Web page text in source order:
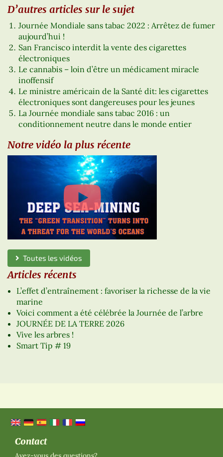
D’autres articles sur le sujet
Journée Mondiale sans tabac 2022 : Arrêtez de fumer
aujourd’hui !
San Francisco interdit la vente des cigarettes
électroniques
Le cannabis – loin d’être un médicament miracle
inoffensif
Le ministre américain de la Santé dit: les cigarettes
électroniques sont dangereuses pour les jeunes
La Journée mondiale sans tabac 2016 : un
conditionnement neutre dans le monde entier
Notre vidéo la plus récente
Toutes les vidéos
Articles récents
L’effet d’entraînement : favoriser la richesse de la vie
marine
Voici comment a été célébrée la Journée de l’arbre
JOURNÉE DE LA TERRE 2026
Vive les arbres !
Smart Tip # 19
Contact